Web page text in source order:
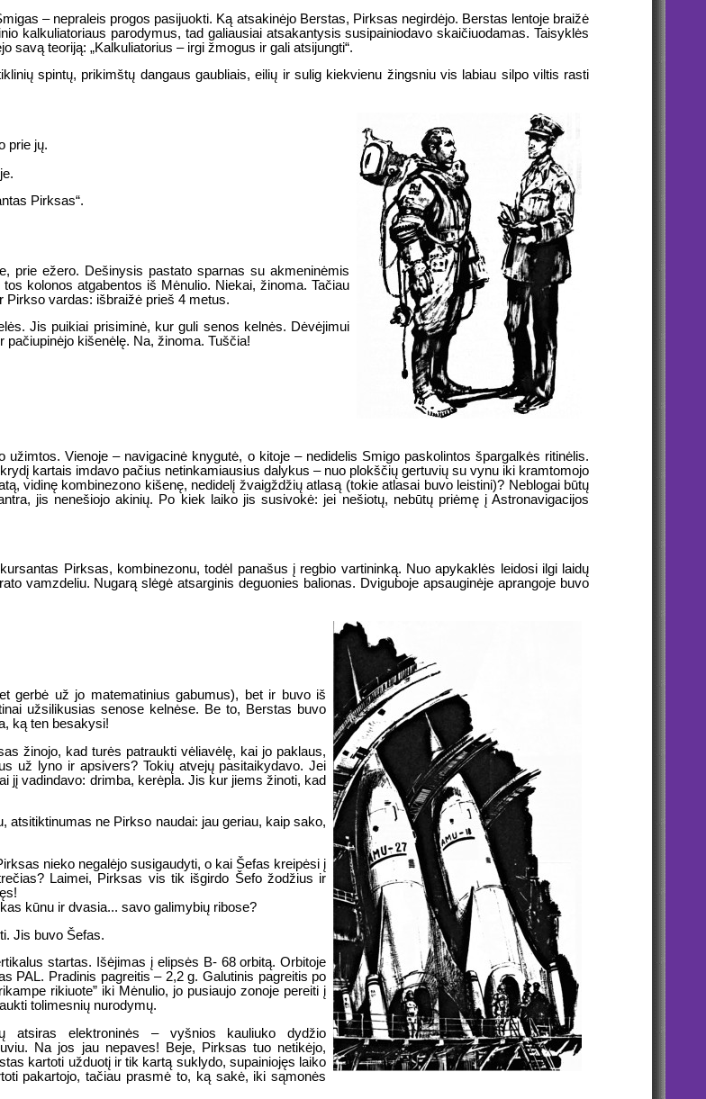
– nepraleis progos pasijuokti. Ką atsakinėjo Berstas, Pirksas negirdėjo. Berstas lentoje braižė
kalkuliatoriaus parodymus, tad galiausiai atsakantysis susipainiodavo skaičiuodamas. Taisyklės
savą teoriją: „Kalkuliatorius – irgi žmogus ir gali atsijungti“.
spintų, prikimštų dangaus gaubliais, eilių ir sulig kiekvienu žingsniu vis labiau silpo viltis rasti
prie jų.
Pirksas“.
prie ežero. Dešinysis pastato sparnas su akmeninėmis
kolonos atgabentos iš Mėnulio. Niekai, žinoma. Tačiau
Pirkso vardas: išbraižė prieš 4 metus.
Jis puikiai prisiminė, kur guli senos kelnės. Dėvėjimui
kišenėlę. Na, žinoma. Tuščia!
Vienoje – navigacinė knygutė, o kitoje – nedidelis Smigo paskolintos špargalkės ritinėlis.
kartais imdavo pačius netinkamiausius dalykus – nuo plokščių gertuvių su vynu iki kramtomojo
vidinę kombinezono kišenę, nedidelį žvaigždžių atlasą (tokie atlasai buvo leistini)? Neblogai būtų
jis nenešiojo akinių. Po kiek laiko jis susivokė: jei nešiotų, nebūtų priėmę į Astronavigacijos
Pirksas, kombinezonu, todėl panašus į regbio vartininką. Nuo apykaklės leidosi ilgi laidų
vamzdeliu. Nugarą slėgė atsarginis deguonies balionas. Dviguboje apsauginėje aprangoje buvo
gerbė už jo matematinius gabumus), bet ir buvo iš
užsilikusias senose kelnėse. Be to, Berstas buvo
ką ten besakysi!
žinojo, kad turės patraukti vėliavėlę, kai jo paklaus,
už lyno ir apsivers? Tokių atvejų pasitaikydavo. Jei
jį vadindavo: drimba, kerėpla. Jis kur jiems žinoti, kad
atsitiktinumas ne Pirkso naudai: jau geriau, kaip sako,
nieko negalėjo susigaudyti, o kai Šefas kreipėsi į
Laimei, Pirksas vis tik išgirdo Šefo žodžius ir
kūnu ir dvasia... savo galimybių ribose?
Jis buvo Šefas.
startas. Išėjimas į elipsės B- 68 orbitą. Orbitoje
PAL. Pradinis pagreitis – 2,2 g. Galutinis pagreitis po
rikiuote” iki Mėnulio, jo pusiaujo zonoje pereiti į
tolimesnių nurodymų.
atsiras elektroninės – vyšnios kauliuko dydžio
Na jos jau nepaves! Beje, Pirksas tuo netikėjo,
kartoti užduotį ir tik kartą suklydo, supainiojęs laiko
pakartojo, tačiau prasmė to, ką sakė, iki sąmonės